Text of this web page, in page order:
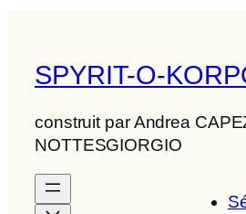
SPYRIT-O-
construit par Andrea
NOTTESGIORGIO